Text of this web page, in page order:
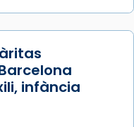
infància